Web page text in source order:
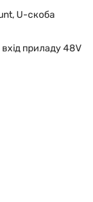
U-скоба
приладу 48V